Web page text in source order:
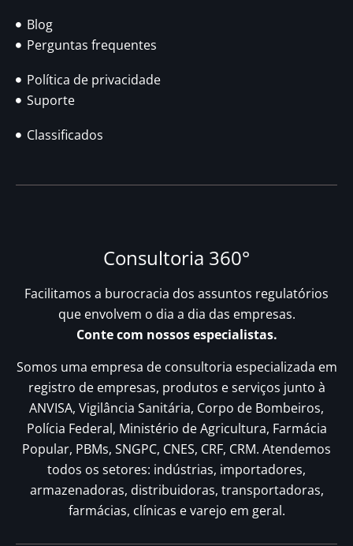
Blog
Perguntas frequentes
Política de privacidade
Suporte
Classificados
Consultoria 360°
Facilitamos a burocracia dos assuntos regulatórios
que envolvem o dia a dia das empresas.
Conte com nossos especialistas.
Somos uma empresa de consultoria especializada em
registro de empresas, produtos e serviços junto à
ANVISA, Vigilância Sanitária, Corpo de Bombeiros,
Polícia Federal, Ministério de Agricultura, Farmácia
Popular, PBMs, SNGPC, CNES, CRF, CRM. Atendemos
todos os setores: indústrias, importadores,
armazenadoras, distribuidoras, transportadoras,
farmácias, clínicas e varejo em geral.